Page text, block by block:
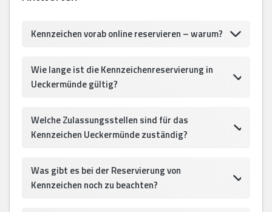
Kennzeichen vorab online reservieren – warum?
Wie lange ist die Kennzeichenreservierung in
Ueckermünde gültig?
Welche Zulassungsstellen sind für das
Kennzeichen Ueckermünde zuständig?
Was gibt es bei der Reservierung von
Kennzeichen noch zu beachten?